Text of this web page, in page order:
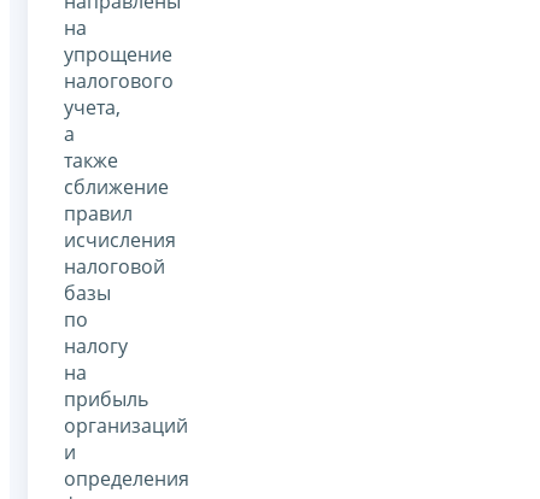
на
упрощение
налогового
учета,
а
также
сближение
правил
исчисления
налоговой
базы
по
налогу
на
прибыль
организаций
и
определения